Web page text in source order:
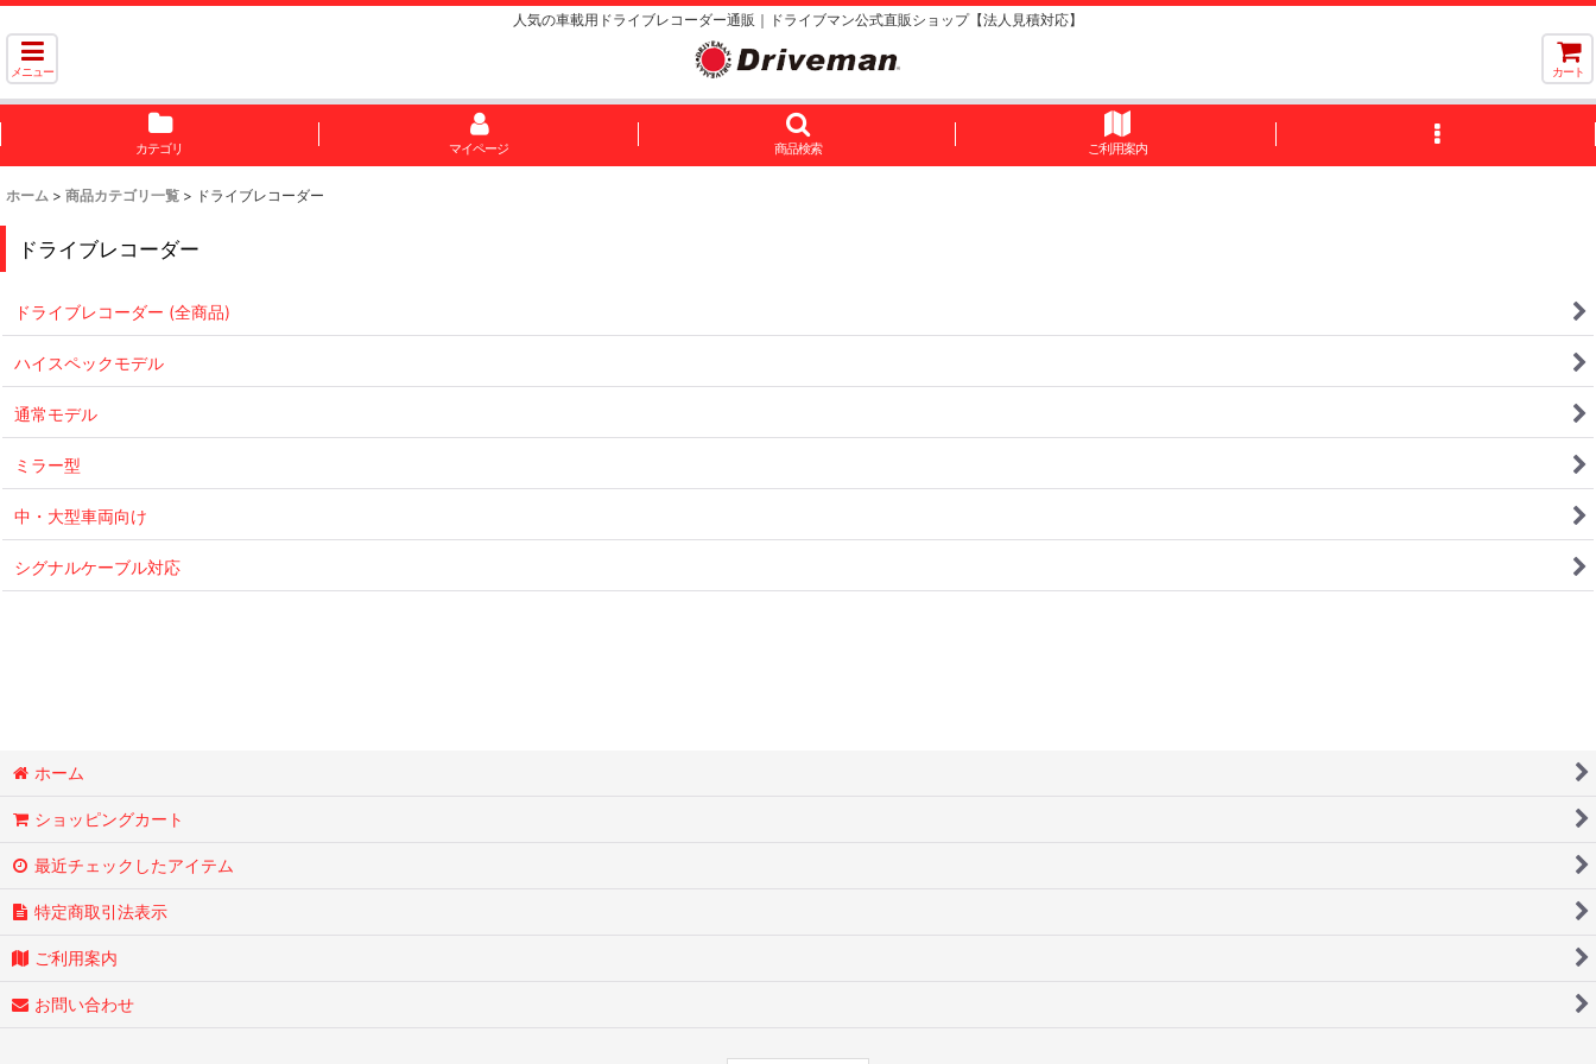
人気の車載用ドライブレコーダー通販｜ドライブマン公式直販ショップ【法人見積対応】
メニュー カート
カテゴリ マイページ 商品検索 ご利用案内
ホーム > 商品カテゴリ一覧 > ドライブレコーダー
ドライブレコーダー
ドライブレコーダー (全商品)
ハイスペックモデル
通常モデル
ミラー型
中・大型車両向け
シグナルケーブル対応
ホーム
ショッピングカート
最近チェックしたアイテム
特定商取引法表示
ご利用案内
お問い合わせ